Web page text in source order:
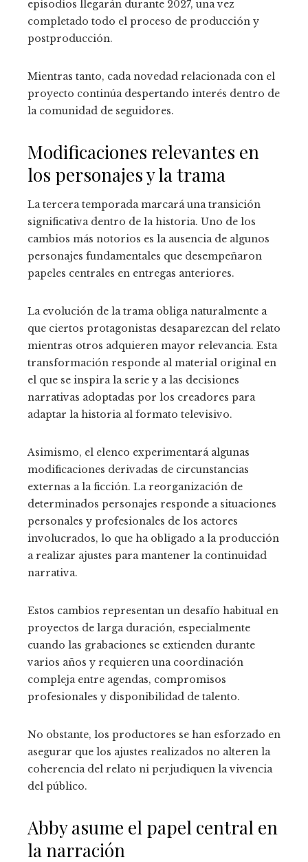
episodios llegarán durante 2027, una vez
completado todo el proceso de producción y
postproducción.
Mientras tanto, cada novedad relacionada con el
proyecto continúa despertando interés dentro de
la comunidad de seguidores.
Modificaciones relevantes en
los personajes y la trama
La tercera temporada marcará una transición
significativa dentro de la historia. Uno de los
cambios más notorios es la ausencia de algunos
personajes fundamentales que desempeñaron
papeles centrales en entregas anteriores.
La evolución de la trama obliga naturalmente a
que ciertos protagonistas desaparezcan del relato
mientras otros adquieren mayor relevancia. Esta
transformación responde al material original en
el que se inspira la serie y a las decisiones
narrativas adoptadas por los creadores para
adaptar la historia al formato televisivo.
Asimismo, el elenco experimentará algunas
modificaciones derivadas de circunstancias
externas a la ficción. La reorganización de
determinados personajes responde a situaciones
personales y profesionales de los actores
involucrados, lo que ha obligado a la producción
a realizar ajustes para mantener la continuidad
narrativa.
Estos cambios representan un desafío habitual en
proyectos de larga duración, especialmente
cuando las grabaciones se extienden durante
varios años y requieren una coordinación
compleja entre agendas, compromisos
profesionales y disponibilidad de talento.
No obstante, los productores se han esforzado en
asegurar que los ajustes realizados no alteren la
coherencia del relato ni perjudiquen la vivencia
del público.
Abby asume el papel central en
la narración